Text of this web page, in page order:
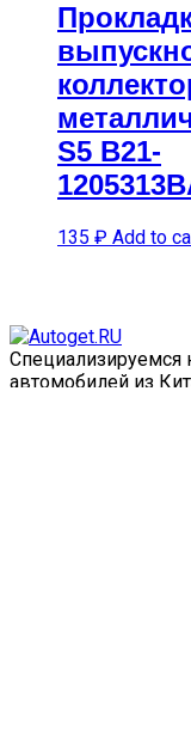
S5 B21-
135 ₽ Add to
Специализируемся
автомобилей из